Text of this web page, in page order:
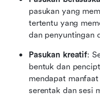
pasukan yang
tertentu yang
dan penyuntingan
Pasukan kreatif:
bentuk dan
mendapat
serentak dan sesi